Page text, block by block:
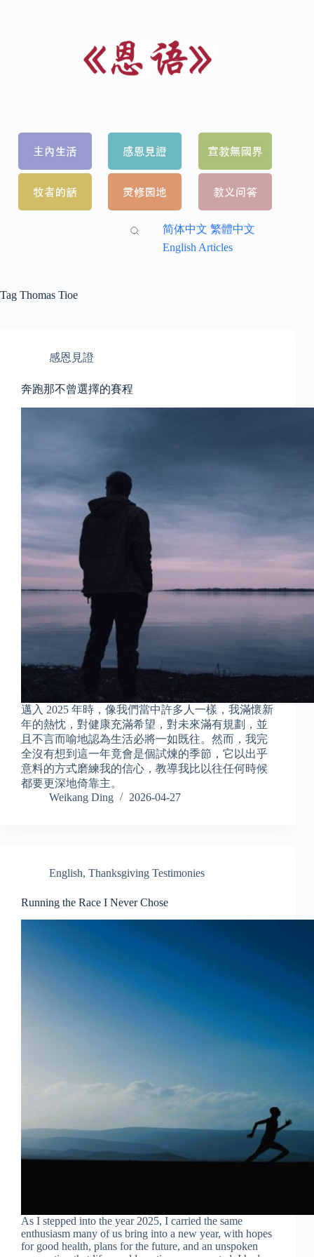
简体中文 繁體中文
English Articles
Tag Thomas Tioe
感恩見證
奔跑那不曾選擇的賽程
邁入 2025 年時，像我們當中許多人一樣，我滿懷新
年的熱忱，對健康充滿希望，對未來滿有規劃，並
且不言而喻地認為生活必將一如既往。然而，我完
全沒有想到這一年竟會是個試煉的季節，它以出乎
意料的方式磨練我的信心，教導我比以往任何時候
都要更深地倚靠主。
Weikang Ding
2026-04-27
English, Thanksgiving Testimonies
Running the Race I Never Chose
As I stepped into the year 2025, I carried the same
enthusiasm many of us bring into a new year, with hopes
for good health, plans for the future, and an unspoken